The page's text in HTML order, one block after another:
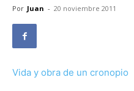
Por Juan - 20 noviembre 2011
Vida y obra de un cronopio